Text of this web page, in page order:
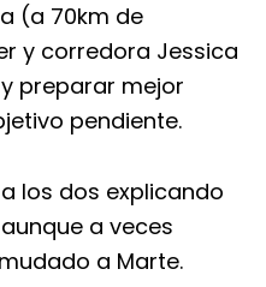
(a 70km de
y corredora Jessica
preparar mejor
pendiente.
los dos explicando
a veces
a Marte.